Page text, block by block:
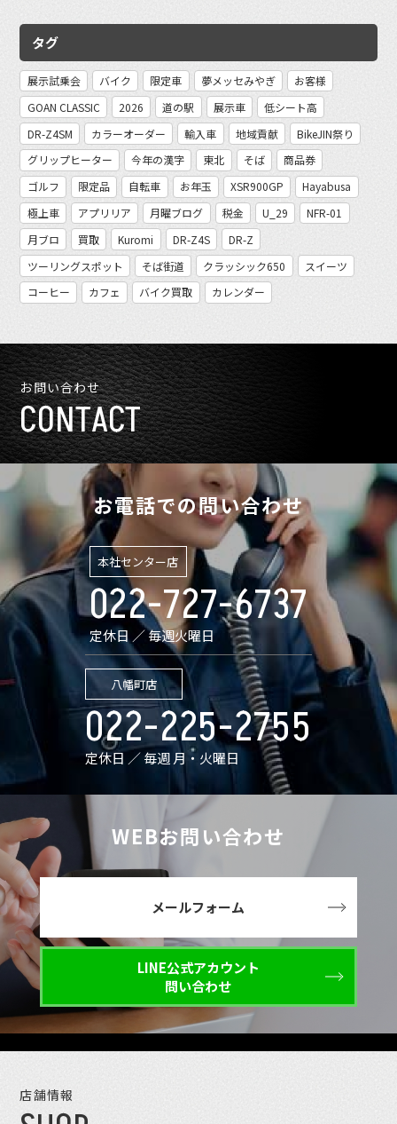
タグ
展示試乗会 バイク 限定車 夢メッセみやぎ
お客様
GOAN CLASSIC
2026 道の駅 展示車
低シート高
DR-Z4SM
カラーオーダー 輸入車 地域貢献
BikeJIN祭り
グリップヒーター
今年の漢字 東北 そば
商品券
ゴルフ
限定品 自転車 お年玉 XSR900GP
Hayabusa
極上車
アプリリア 月曜ブログ 税金 U_29
NFR-01
月ブロ
買取 Kuromi DR-Z4S
DR-Z
ツーリングスポット
そば街道 クラッシック650
スイーツ
コーヒー
カフェ バイク買取 カレンダー
お問い合わせ
CONTACT
お電話での問い合わせ
本社センター店
022-727-6737
定休日 ／ 毎週火曜日
八幡町店
022-225-2755
定休日 ／ 毎週 月・火曜日
WEBお問い合わせ
メールフォーム
LINE公式アカウント
問い合わせ
店舗情報